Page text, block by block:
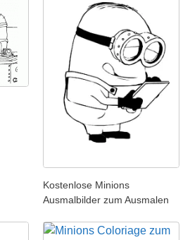
Kostenlose Minions
Ausmalbilder zum Ausmalen